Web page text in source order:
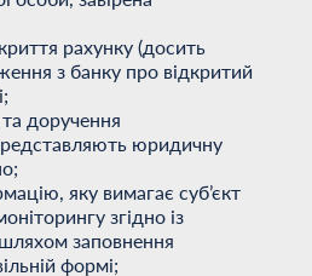
рахунку (досить
з банку про відкритий
доручення
юридичну
яку вимагає суб’єкт
згідно із
заповнення
формі;